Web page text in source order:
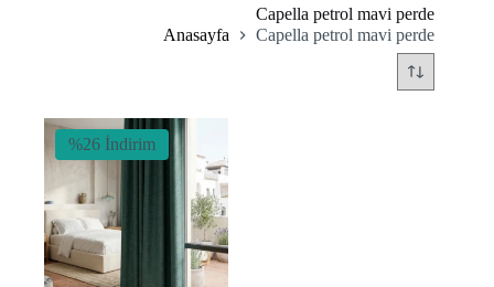
Capella petrol mavi perde
Anasayfa
Capella petrol mavi perde
%26 İndirim